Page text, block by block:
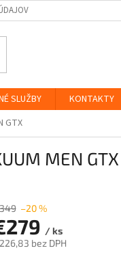
SLUŽBY KONTAKTY
GTX
MEN GTX
–20 %
/ ks
bez DPH